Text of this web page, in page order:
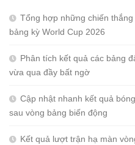
Tổng hợp những chiến
bảng kỳ World Cup 2026
Phân tích kết quả các bảng
vừa qua đầy bất ngờ
Cập nhật nhanh kết quả
sau vòng bảng biến động
Kết quả lượt trận hạ màn